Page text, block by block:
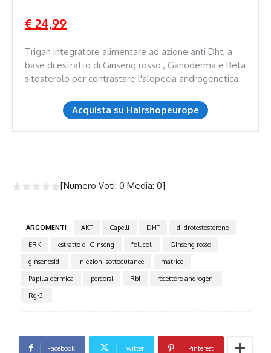
€ 24,99
Trigan integratore alimentare ad azione anti Dht, a
base di estratto di Ginseng rosso , Ganoderma e Beta
sitosterolo per contrastare l'alopecia androgenetica
Acquista su Hairshopeurope
[Numero Voti: 0 Media: 0]
ARGOMENTI AKT Capelli DHT
diidrotestosterone
ERK
estratto di Ginseng follicoli
Ginseng rosso
ginsenosidi
iniezioni sottocutanee
matrice
Papilla dermica
percorsi Rb1
recettore androgeni
Rg-3.
Facebook Twitter Pinterest